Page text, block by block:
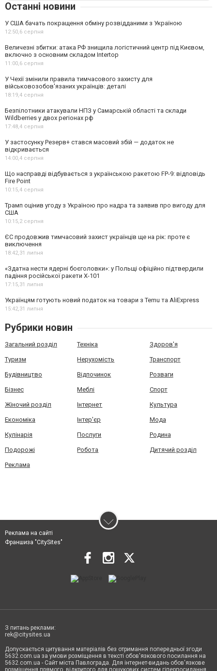
Останні новини
У США бачать покращення обміну розвідданими з Україною
12:50,6 серпня
Величезні збитки: атака РФ знищила логістичний центр під Києвом,
включно з основним складом Intertop
11:00,6 серпня
У Чехії змінили правила тимчасового захисту для
військовозобов'язаних українців: деталі
18:19,4 серпня
Безпілотники атакували НПЗ у Самарській області та склади
Wildberries у двох регіонах рф
17:48,4 серпня
У застосунку Резерв+ стався масовий збій — додаток не
відкривається
14:00,4 серпня
Що насправді відбувається з українською ракетою FP-9: відповідь
Fire Point
10:15,4 серпня
Трамп оцінив угоду з Україною про надра та заявив про вигоду для
США
10:15,2 серпня
ЄС продовжив тимчасовий захист українців ще на рік: проте є
виключення
18:42,31 липня
«Здатна нести ядерні боєголовки»: у Польщі офіційно підтвердили
падіння російської ракети Х-101
17:15,31 липня
Українцям готують новий податок на товари з Temu та AliExpress
15:42,31 липня
Рубрики новин
Загальний розділ Техніка Здоров'я
Туризм Нерухомість Транспорт
Будівництво Відпочинок Розваги
Бізнес Меблі Спорт
Жіночий розділ Інтернет Культура
Економіка Інтер'єр Мода
Кулінарія Послуги Родина
Подорожі Робота Дитячий розділ
Реклама
Реклама на сайті
Франшиза "CitySites"
З питань реклами:
rek@citysites.ua
Допускається цитування матеріалів без отримання попередньої згоди
5632.com.ua за умови розміщення в тексті обов'язкового посилання на
5632.com.ua - Сайт міста Павлограда. Для інтернет-видань обов'язкове
розміщення прямого, відкритого для пошукових систем гіперпосилання